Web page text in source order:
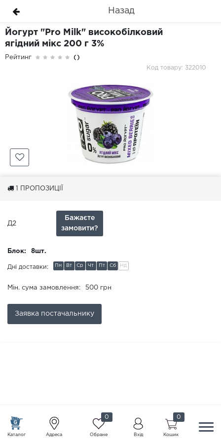
Каталог Адреса
0
Обране Вхід
0
Кошик
Назад
Йогурт "Pro Milk" високобілковий
ягідний мікс 200 г 3%
Рейтинг
()
Код товару: 322010
ПРОПОЗИЦІЇ
Д2
Бажаєте
замовити?
Заявка постачальнику
Блок: 8шт.
Дні доставки: Пн Вт Ср Чт Пт Сб Нд
Мін. сума замовлення: 500 грн